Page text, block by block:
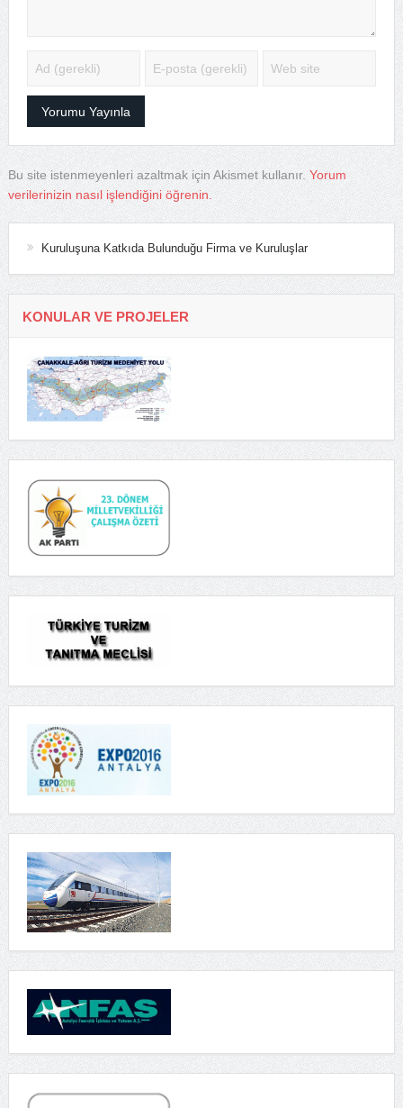
Bu site istenmeyenleri azaltmak için Akismet kullanır. Yorum
verilerinizin nasıl işlendiğini öğrenin.
Kuruluşuna Katkıda Bulunduğu Firma ve Kuruluşlar
KONULAR VE PROJELER